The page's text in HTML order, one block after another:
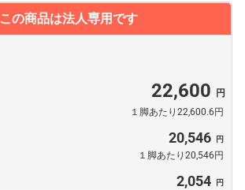
この商品は法人専用です
22,600
１脚あたり22,600.6円
20,546
１脚あたり20,546円
2,054